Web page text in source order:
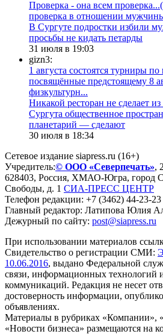
Проверка - она всем
проверка в отношении
В Сургуте подростки избили
просьбы не кидать петарды
31 июля в 19:03
gizn3:
1 августа состоятся турниры
посвящённые предстоящему 8
физкультурн...
​Никакой ресторан не сделает
Сургута общественное
планетарий — сделают
30 июля в 18:34
Сетевое издание siapress.ru (16+)
Учредитель:© ООО «Северпечать»,
628403, Россия, ХМАО-Югра, город
Свободы, д. 1 СИА-ПРЕСС ЦЕНТР
Телефон редакции: +7 (3462) 44-23-23
Главный редактор: Латипова Юлия
Дежурный по сайту: post@siapress.ru
При использовании материалов
Свидетельство о регистрации СМИ:
10.06.2016, выдано Федеральной
связи, информационных технологий
коммуникаций. Редакция не несет
достоверность информации,
объявлениях.
Материалы в рубриках «Компании»,
«Новости бизнеса» размещаются на